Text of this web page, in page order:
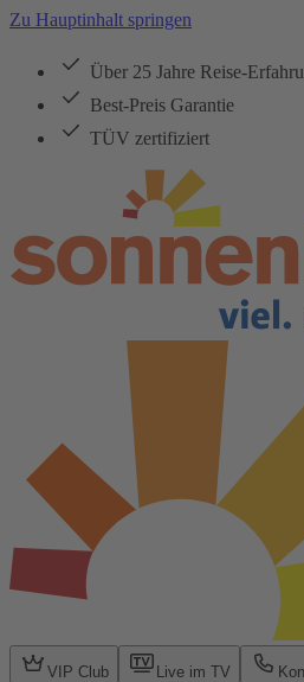
Zu Hauptinhalt springen
Über 25 Jahre Reise-
Best-Preis Garantie
TÜV zertifiziert
VIP Club Live im TV